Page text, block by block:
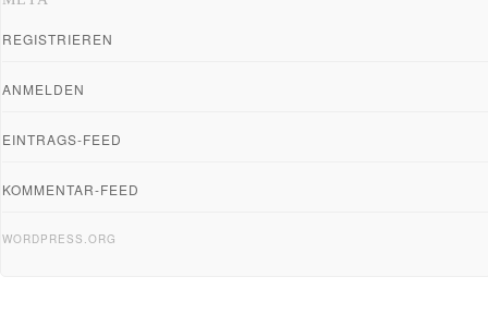
REGISTRIEREN
ANMELDEN
EINTRAGS-FEED
KOMMENTAR-FEED
WORDPRESS.ORG